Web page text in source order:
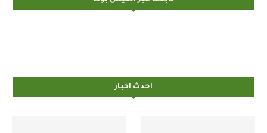
احدث اخبار